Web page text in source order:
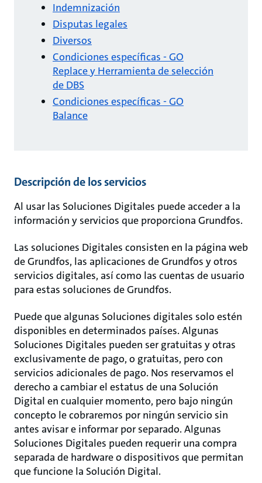
Indemnización
Disputas legales
Diversos
Condiciones específicas - GO
Replace y Herramienta de selección
de DBS
Condiciones específicas - GO
Balance
Descripción de los servicios
Al usar las Soluciones Digitales puede acceder a la
información y servicios que proporciona Grundfos.
Las soluciones Digitales consisten en la página web
de Grundfos, las aplicaciones de Grundfos y otros
servicios digitales, así como las cuentas de usuario
para estas soluciones de Grundfos.
Puede que algunas Soluciones digitales solo estén
disponibles en determinados países. Algunas
Soluciones Digitales pueden ser gratuitas y otras
exclusivamente de pago, o gratuitas, pero con
servicios adicionales de pago. Nos reservamos el
derecho a cambiar el estatus de una Solución
Digital en cualquier momento, pero bajo ningún
concepto le cobraremos por ningún servicio sin
antes avisar e informar por separado. Algunas
Soluciones Digitales pueden requerir una compra
separada de hardware o dispositivos que permitan
que funcione la Solución Digital.